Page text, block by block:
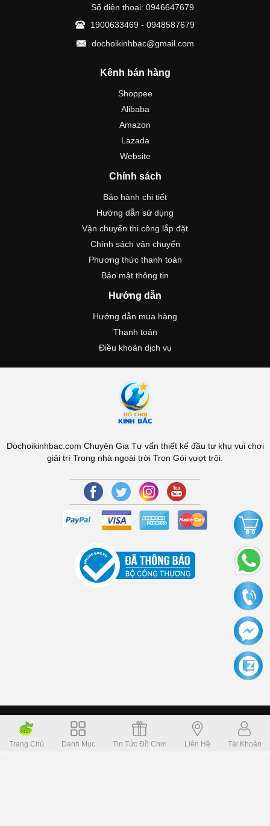
Số điện thoại: 0946647679
1900633469 - 0948587679
dochoikinhbac@gmail.com
Kênh bán hàng
Shoppee
Alibaba
Amazon
Lazada
Website
Chính sách
Bảo hành chi tiết
Hướng dẫn sử dụng
Vận chuyển thi công lắp đặt
Chính sách vận chuyển
Phương thức thanh toán
Bảo mật thông tin
Hướng dẫn
Hướng dẫn mua hàng
Thanh toán
Điều khoản dịch vụ
Dochoikinhbac.com Chuyên Gia Tư vấn thiết kế đầu tư khu vui chơi
giải trí Trong nhà ngoài trời Trọn Gói vượt trội.
Copyright © 2006 Dochoikinhbac.com Alright reversed. Designed
Dochoikinhbac.vn.cung cấp bởi sapo
Trang Chủ
Danh Mục Tin Tức Đồ Chơi Liên Hệ Tài Khoản